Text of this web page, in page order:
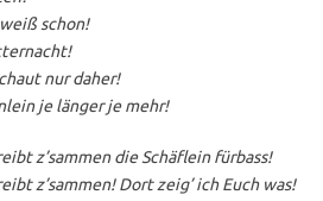
schon!
nur daher!
je länger je mehr!
z’sammen die Schäflein fürbass!
z’sammen! Dort zeig’ ich Euch was!